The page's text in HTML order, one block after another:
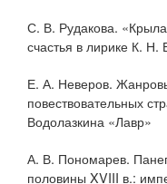
С. В. Рудакова.
счастья в лирике К. Н.
Е. А. Неверов.
повествовательных
Водолазкина «Лавр»
А. В. Пономарев.
половины XVIII в.: